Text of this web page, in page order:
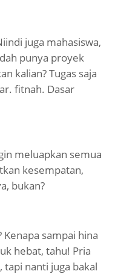
juga mahasiswa,
punya proyek
kalian? Tugas saja
fitnah. Dasar
meluapkan semua
kesempatan,
bukan?
sampai hina
hebat, tahu! Pria
nanti juga bakal